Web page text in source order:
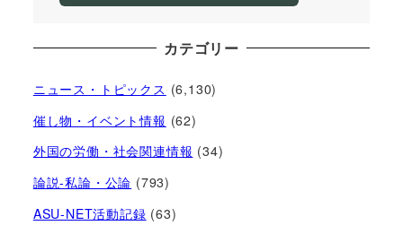
カテゴリー
ニュース・トピックス (6,130)
催し物・イベント情報 (62)
外国の労働・社会関連情報 (34)
論説-私論・公論 (793)
ASU-NET活動記録 (63)